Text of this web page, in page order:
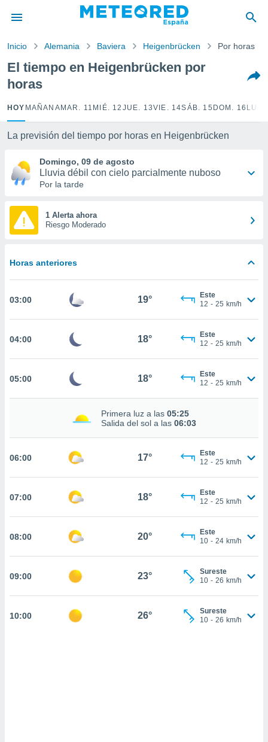
por
para
la
calidad.
a este
las
y
forma
basada
permite
seguir
coste.
botón
a la
todas
y análisis
como
y
en
más
de
Inicio Alemania Baviera Heigenbrücken Por horas
El tiempo en Heigenbrücken por
horas
HOY MAÑANA MAR. 11 MIÉ. 12 JUE. 13VIE. 14SÁB. 15 DOM. 16
La previsión del tiempo por horas en Heigenbrücken
Domingo, 09 de agosto
Lluvia débil con cielo parcialmente nuboso
Por la tarde
1 Alerta ahora
Riesgo Moderado
Horas anteriores
03:00 19°
Este
12 - 25 km/h
04:00 18°
Este
12 - 25 km/h
05:00 18°
Este
12 - 25 km/h
Primera luz a las 05:25
Salida del sol a las 06:03
06:00 17°
Este
12 - 25 km/h
07:00 18°
Este
12 - 25 km/h
08:00 20°
Este
10 - 24 km/h
09:00 23°
Sureste
10 - 26 km/h
10:00 26°
Sureste
10 - 26 km/h